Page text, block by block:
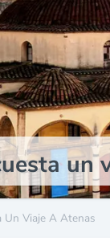
un
Un Viaje A Atenas